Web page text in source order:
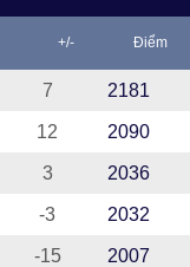
+/- Điểm
7 2181
12 2090
3 2036
-3 2032
-15 2007